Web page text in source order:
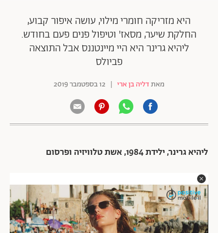
היא מזריקה חומרי מילוי, עושה איפור קבוע,
החלקת שיער, מסאז' וטיפול פנים פעם בחודש.
ליהיא גרינר היא היי מיינטננס אבל התוצאה
פביולס
מאתדליה בן ארי | 12 בספטמבר 2019
ליהיא גרינר, ילידת 1984, אשת טלוויזיה ופרסום